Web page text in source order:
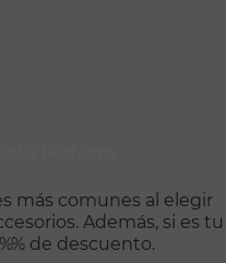
más comunes al elegir
Además, si es tu
de descuento.